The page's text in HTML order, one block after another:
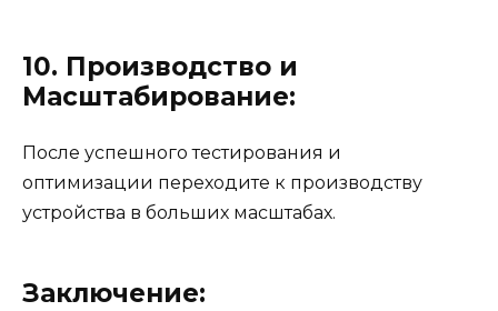
10. Производство и
Масштабирование:
После успешного тестирования и
оптимизации переходите к производству
устройства в больших масштабах.
Заключение: